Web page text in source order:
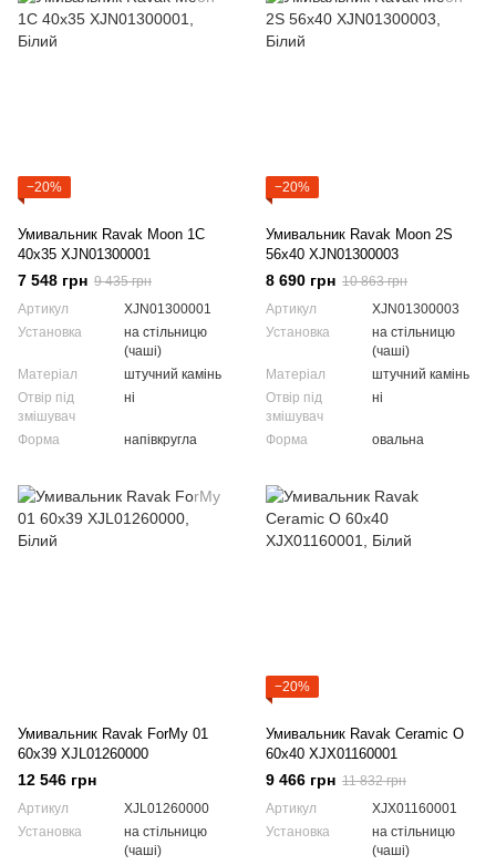
−20%
Умивальник Ravak Moon 1C
40x35 XJN01300001
7 548 грн 9 435 грн
Артикул
XJN01300001
Установка
на стільницю
(чаші)
Матеріал
штучний камінь
Отвір під
змішувач
ні
Форма напівкругла
−20%
Умивальник Ravak Moon 2S
56x40 XJN01300003
8 690 грн 10 863 грн
Артикул
XJN01300003
Установка
на стільницю
(чаші)
Матеріал
штучний камінь
Отвір під
змішувач
ні
Форма овальна
Умивальник Ravak ForMy 01
60x39 XJL01260000
12 546 грн
Артикул
XJL01260000
Установка
на стільницю
(чаші)
−20%
Умивальник Ravak Ceramic O
60x40 XJX01160001
9 466 грн 11 832 грн
Артикул
XJX01160001
Установка
на стільницю
(чаші)